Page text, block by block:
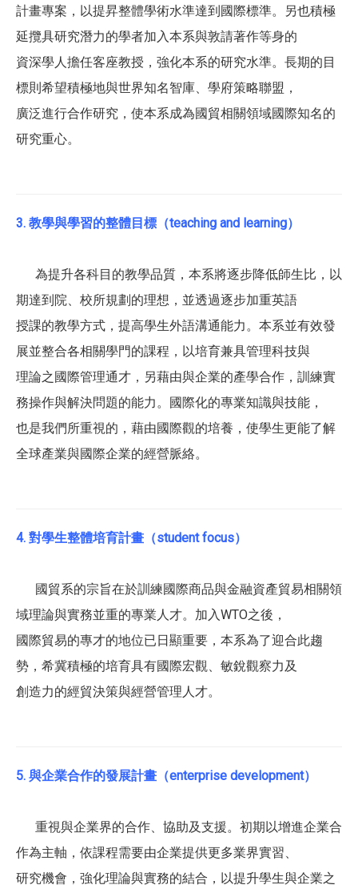
計畫專案，以提昇整體學術水準達到國際標準。另也積極
延攬具研究潛力的學者加入本系與敦請著作等身的
資深學人擔任客座教授，強化本系的研究水準。長期的目
標則希望積極地與世界知名智庫、學府策略聯盟，
廣泛進行合作研究，使本系成為國貿相關領域國際知名的
研究重心。
3. 教學與學習的整體目標（teaching and learning）
為提升各科目的教學品質，本系將逐步降低師生比，以
期達到院、校所規劃的理想，並透過逐步加重英語
授課的教學方式，提高學生外語溝通能力。本系並有效發
展並整合各相關學門的課程，以培育兼具管理科技與
理論之國際管理通才，另藉由與企業的產學合作，訓練實
務操作與解決問題的能力。國際化的專業知識與技能，
也是我們所重視的，藉由國際觀的培養，使學生更能了解
全球產業與國際企業的經營脈絡。
4. 對學生整體培育計畫（student focus）
國貿系的宗旨在於訓練國際商品與金融資產貿易相關領
域理論與實務並重的專業人才。加入WTO之後，
國際貿易的專才的地位已日顯重要，本系為了迎合此趨
勢，希冀積極的培育具有國際宏觀、敏銳觀察力及
創造力的經貿決策與經營管理人才。
5. 與企業合作的發展計畫（enterprise development）
重視與企業界的合作、協助及支援。初期以增進企業合
作為主軸，依課程需要由企業提供更多業界實習、
研究機會，強化理論與實務的結合，以提升學生與企業之